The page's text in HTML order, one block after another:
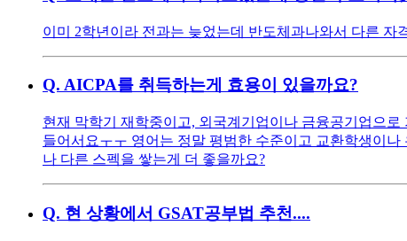
이미 2학년이라 전과는 늦었는데 반도체과나와서 다른
Q. AICPA를 취득하는게 효용이 있을까요?
현재 막학기 재학중이고, 외국계기업이나 금융공기업으
들어서요ㅜㅜ 영어는 정말 평범한 수준이고 교환학생이
나 다른 스펙을 쌓는게 더 좋을까요?
Q. 현 상황에서 GSAT공부법 추천....